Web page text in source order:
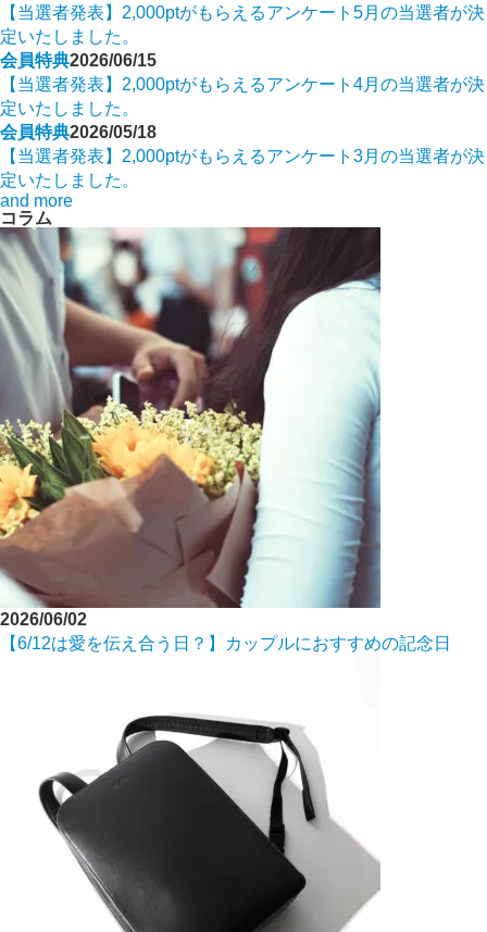
【当選者発表】2,000ptがもらえるアンケート5月の当選者が決
定いたしました。
会員特典2026/06/15
【当選者発表】2,000ptがもらえるアンケート4月の当選者が決
定いたしました。
会員特典2026/05/18
【当選者発表】2,000ptがもらえるアンケート3月の当選者が決
定いたしました。
and more
コラム
2026/06/02
【6/12は愛を伝え合う日？】カップルにおすすめの記念日